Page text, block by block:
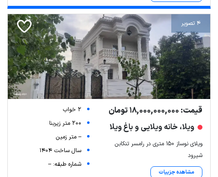
4 تصویر
قیمت: 18,000,000,000 تومان
ویلا، خانه ویلایی و باغ ویلا
ویلای نوساز ۱۵۰ متری در رامسر تنکابن
شیرود
مشاهده جزییات
2 خواب
200 متر زیربنا
-- متر زمین
سال ساخت 1404
شماره طبقه: --